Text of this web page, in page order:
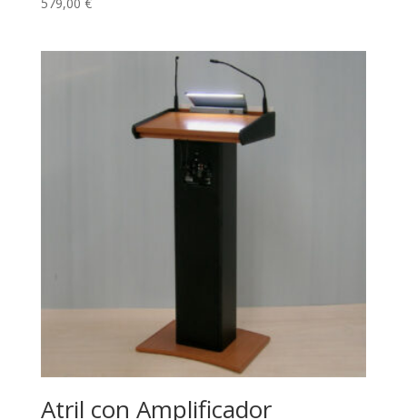
Atril con Amplificador